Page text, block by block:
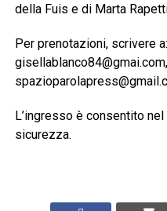
della Fuis e di Marta
Per prenotazioni, scrivere
gisellablanco84@gmai.com,
L’ingresso è consentito
sicurezza.